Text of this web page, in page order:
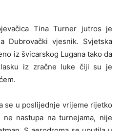
Tina Turner jutros je
Dubrovački vjesnik. Svjetska
iz švicarskog Lugana tako da
iz zračne luke čiji su je
se u poslijednje vrijeme rijetko
nastupa na turnejama, nije